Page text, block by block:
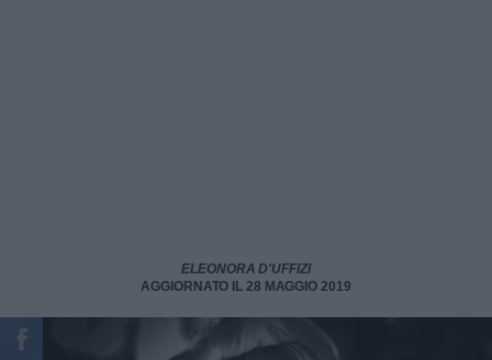
ELEONORA D'UFFIZI
AGGIORNATO IL 28 MAGGIO 2019